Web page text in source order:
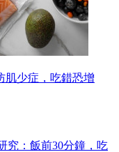
肌少症，吃錯恐增
究：飯前30分鐘，吃